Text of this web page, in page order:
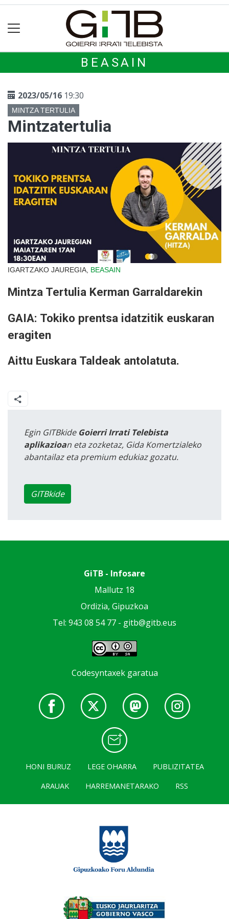
BEASAIN
2023/05/16 19:30
MINTZA TERTULIA
Mintzatertulia
IGARTZAKO JAUREGIA, BEASAIN
Mintza Tertulia Kerman Garraldarekin
GAIA: Tokiko prentsa idatzitik euskaran
eragiten
Aittu Euskara Taldeak antolatuta.
Egin GITBkide Goierri Irrati Telebista
aplikazioan eta zozketaz, Gida Komertzialeko
abantailaz eta premium edukiaz gozatu.
GITBkide
GiTB - Infosare
Mallutz 18
Ordizia, Gipuzkoa
Tel: 943 08 54 77 - gitb@gitb.eus
Codesyntaxek garatua
HONI BURUZ LEGE OHARRA
PUBLIZITATEA
ARAUAK
HARREMANETARAKO RSS